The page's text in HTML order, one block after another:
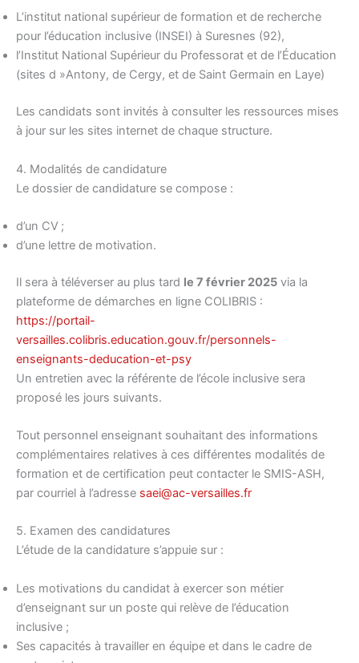
L’institut national supérieur de formation et de recherche
pour l’éducation inclusive (INSEI) à Suresnes (92),
l’Institut National Supérieur du Professorat et de l’Éducation
(sites d »Antony, de Cergy, et de Saint Germain en Laye)
Les candidats sont invités à consulter les ressources mises
à jour sur les sites internet de chaque structure.
4. Modalités de candidature
Le dossier de candidature se compose :
d’un CV ;
d’une lettre de motivation.
Il sera à téléverser au plus tard le 7 février 2025 via la
plateforme de démarches en ligne COLIBRIS :
https://portail-
versailles.colibris.education.gouv.fr/personnels-
enseignants-deducation-et-psy
Un entretien avec la référente de l’école inclusive sera
proposé les jours suivants.
Tout personnel enseignant souhaitant des informations
complémentaires relatives à ces différentes modalités de
formation et de certification peut contacter le SMIS-ASH,
par courriel à l’adresse saei@ac-versailles.fr
5. Examen des candidatures
L’étude de la candidature s’appuie sur :
Les motivations du candidat à exercer son métier
d’enseignant sur un poste qui relève de l’éducation
inclusive ;
Ses capacités à travailler en équipe et dans le cadre de